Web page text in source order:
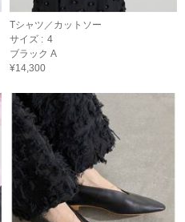
Tシャツ／カットソー
サイズ : 4
ブラック A
¥14,300